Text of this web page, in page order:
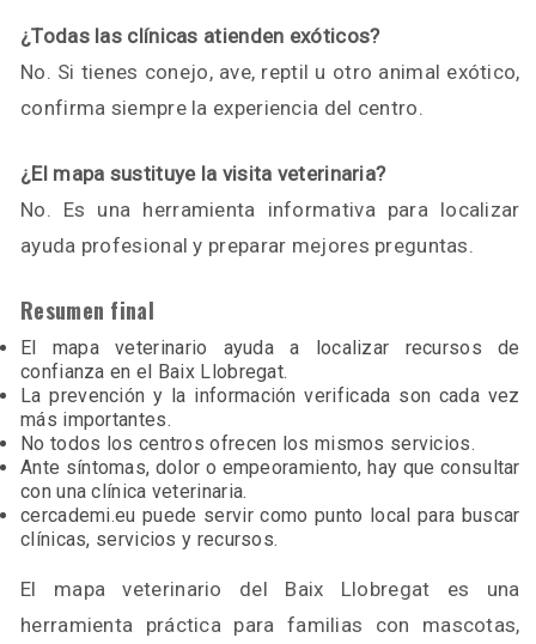
¿Todas las clínicas atienden exóticos?
No. Si tienes conejo, ave, reptil u otro animal exótico,
confirma siempre la experiencia del centro.
¿El mapa sustituye la visita veterinaria?
No. Es una herramienta informativa para localizar
ayuda profesional y preparar mejores preguntas.
Resumen final
El mapa veterinario ayuda a localizar recursos de
confianza en el Baix Llobregat.
La prevención y la información verificada son cada vez
más importantes.
No todos los centros ofrecen los mismos servicios.
Ante síntomas, dolor o empeoramiento, hay que consultar
con una clínica veterinaria.
cercademi.eu puede servir como punto local para buscar
clínicas, servicios y recursos.
El mapa veterinario del Baix Llobregat es una
herramienta práctica para familias con mascotas,